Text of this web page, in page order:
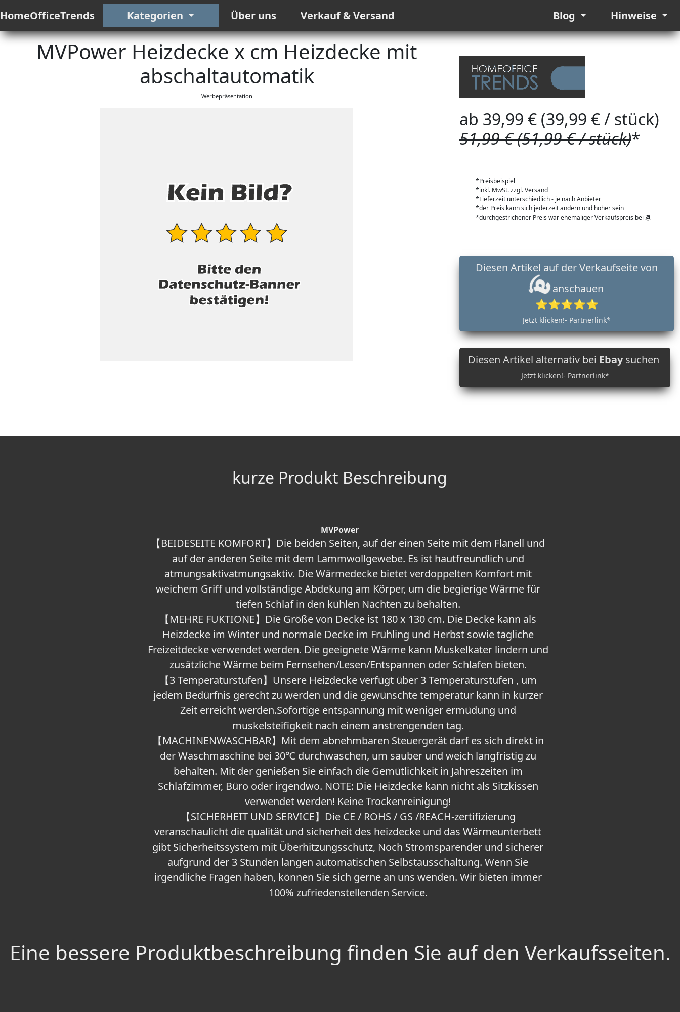
HomeOfficeTrends Kategorien Über uns Verkauf & Versand Blog Hinweise
MVPower Heizdecke x cm Heizdecke mit
abschaltautomatik
Werbepräsentation
ab 39,99 € (39,99 € / stück)
51,99 € (51,99 € / stück)*
*Preisbeispiel
*inkl. MwSt. zzgl. Versand
*Lieferzeit unterschiedlich - je nach Anbieter
*der Preis kann sich jederzeit ändern und höher sein
*durchgestrichener Preis war ehemaliger Verkaufspreis bei
anschauen
⭐⭐⭐⭐⭐
Jetzt klicken!- Partnerlink*
Diesen Artikel alternativ bei Ebaysuchen
Jetzt klicken!- Partnerlink*
kurze Produkt Beschreibung
MVPower
【BEIDESEITE KOMFORT】Die beiden Seiten, auf der einen Seite mit dem Flanell und
auf der anderen Seite mit dem Lammwollgewebe. Es ist hautfreundlich und
atmungsaktivatmungsaktiv. Die Wärmedecke bietet verdoppelten Komfort mit
weichem Griff und vollständige Abdekung am Körper, um die begierige Wärme für
tiefen Schlaf in den kühlen Nächten zu behalten.
【MEHRE FUKTIONE】Die Größe von Decke ist 180 x 130 cm. Die Decke kann als
Heizdecke im Winter und normale Decke im Frühling und Herbst sowie tägliche
Freizeitdecke verwendet werden. Die geeignete Wärme kann Muskelkater lindern und
zusätzliche Wärme beim Fernsehen/Lesen/Entspannen oder Schlafen bieten.
【3 Temperaturstufen】Unsere Heizdecke verfügt über 3 Temperaturstufen , um
jedem Bedürfnis gerecht zu werden und die gewünschte temperatur kann in kurzer
Zeit erreicht werden.Sofortige entspannung mit weniger ermüdung und
muskelsteifigkeit nach einem anstrengenden tag.
【MACHINENWASCHBAR】Mit dem abnehmbaren Steuergerät darf es sich direkt in
der Waschmaschine bei 30℃ durchwaschen, um sauber und weich langfristig zu
behalten. Mit der genießen Sie einfach die Gemütlichkeit in Jahreszeiten im
Schlafzimmer, Büro oder irgendwo. NOTE: Die Heizdecke kann nicht als Sitzkissen
verwendet werden! Keine Trockenreinigung!
【SICHERHEIT UND SERVICE】Die CE / ROHS / GS /REACH-zertifizierung
veranschaulicht die qualität und sicherheit des heizdecke und das Wärmeunterbett
gibt Sicherheitssystem mit Überhitzungsschutz, Noch Stromsparender und sicherer
aufgrund der 3 Stunden langen automatischen Selbstausschaltung. Wenn Sie
irgendliche Fragen haben, können Sie sich gerne an uns wenden. Wir bieten immer
100% zufriedenstellenden Service.
Eine bessere Produktbeschreibung finden Sie auf den Verkaufsseiten.